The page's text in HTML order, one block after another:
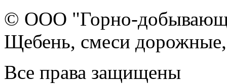
© ООО "Горно-
Щебень, смеси
Все права защищены